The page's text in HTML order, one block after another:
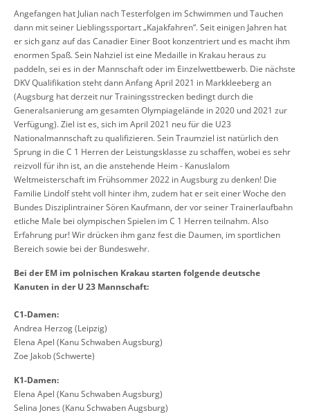
Angefangen hat Julian nach Testerfolgen im Schwimmen und Tauchen
dann mit seiner Lieblingssportart „Kajakfahren“. Seit einigen Jahren hat
er sich ganz auf das Canadier Einer Boot konzentriert und es macht ihm
enormen Spaß. Sein Nahziel ist eine Medaille in Krakau heraus zu
paddeln, sei es in der Mannschaft oder im Einzelwettbewerb. Die nächste
DKV Qualifikation steht dann Anfang April 2021 in Markkleeberg an
(Augsburg hat derzeit nur Trainingsstrecken bedingt durch die
Generalsanierung am gesamten Olympiagelände in 2020 und 2021 zur
Verfügung). Ziel ist es, sich im April 2021 neu für die U23
Nationalmannschaft zu qualifizieren. Sein Traumziel ist natürlich den
Sprung in die C 1 Herren der Leistungsklasse zu schaffen, wobei es sehr
reizvoll für ihn ist, an die anstehende Heim - Kanuslalom
Weltmeisterschaft im Frühsommer 2022 in Augsburg zu denken! Die
Familie Lindolf steht voll hinter ihm, zudem hat er seit einer Woche den
Bundes Disziplintrainer Sören Kaufmann, der vor seiner Trainerlaufbahn
etliche Male bei olympischen Spielen im C 1 Herren teilnahm. Also
Erfahrung pur! Wir drücken ihm ganz fest die Daumen, im sportlichen
Bereich sowie bei der Bundeswehr.
Bei der EM im polnischen Krakau starten folgende deutsche
Kanuten in der U 23 Mannschaft:
C1-Damen:
Andrea Herzog (Leipzig)
Elena Apel (Kanu Schwaben Augsburg)
Zoe Jakob (Schwerte)
K1-Damen:
Elena Apel (Kanu Schwaben Augsburg)
Selina Jones (Kanu Schwaben Augsburg)